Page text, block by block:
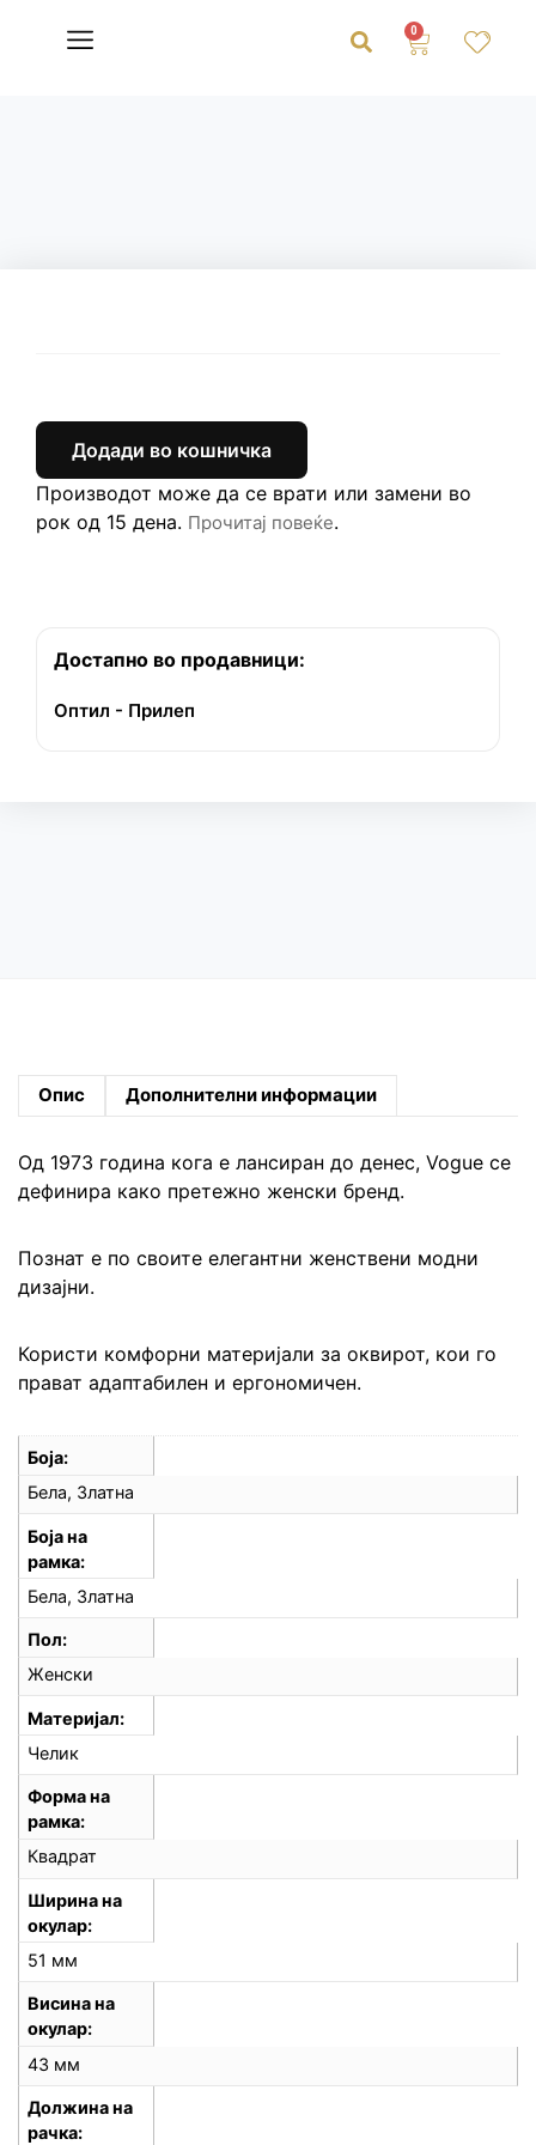
0
Додади во кошничка
Производот може да се врати или замени во
рок од 15 дена. Прочитај повеќе.
Достапно во продавници:
Оптил - Прилеп
Опис Дополнителни информации
Од 1973 година кога е лансиран до денес, Vogue се
дефинира како претежно женски бренд.
Познат е по своите елегантни женствени модни
дизајни.
Користи комфорни материјали за оквирот, кои го
прават адаптабилен и ергономичен.
Боја
Бела, Златна
Боја на
рамка
Бела, Златна
Пол
Женски
Материјал
Челик
Форма на
рамка
Квадрат
Ширина на
окулар
51 мм
Висина на
окулар
43 мм
Должина на
рачка